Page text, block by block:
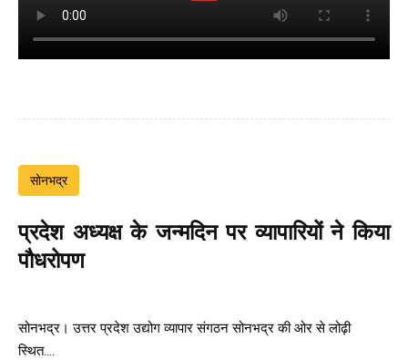
सोनभद्र
प्रदेश अध्यक्ष के जन्मदिन पर व्यापारियों ने किया
पौधरोपण
सोनभद्र। उत्तर प्रदेश उद्योग व्यापार संगठन सोनभद्र की ओर से लोढ़ी
स्थित....